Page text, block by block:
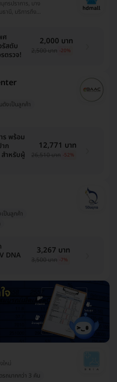
ทรปราการ, บาง
านี, บริการถึง
ศ
รัสตับ
ตรวจ!
2,000 บาท
2,500 บาท -20%
ดังเป็นลูกค้า
ร พร้อม
ก
ำหรับผู้
12,771 บาท
26,510 บาท -52%
ป็นลูกค้า
DNA
3,267 บาท
3,500 บาท -7%
ใหม่
รถมากกว่า 3 คัน